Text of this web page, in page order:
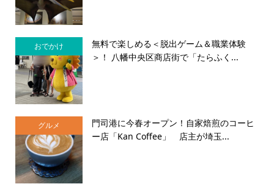
おでかけ
無料で楽しめる＜脱出ゲーム＆職業体験
＞！ 八幡中央区商店街で「たらふく...
グルメ
門司港に今春オープン！自家焙煎のコーヒ
ー店「Kan Coffee」 店主が埼玉...